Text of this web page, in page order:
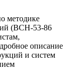
методике
(ВСН-53-86
описание
и систем